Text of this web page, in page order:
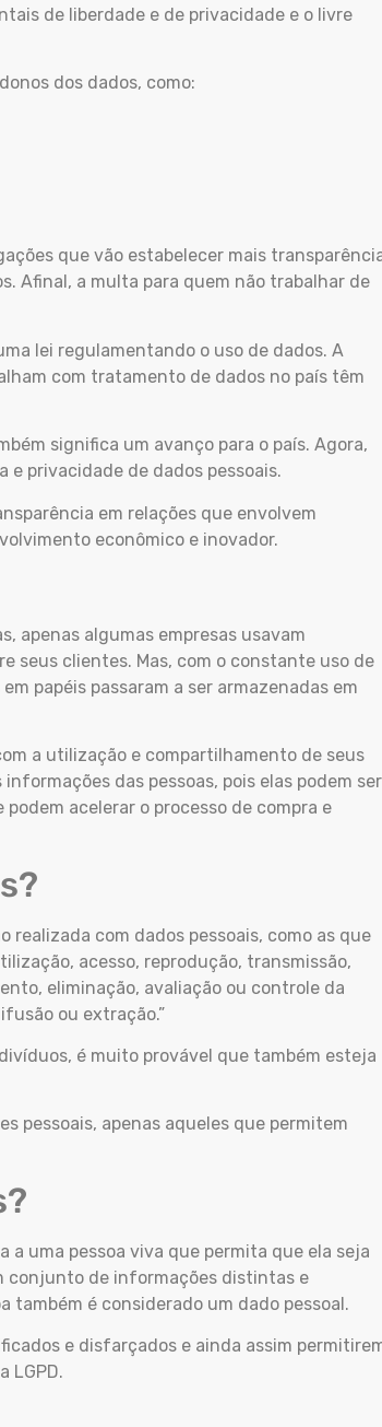
de liberdade e de privacidade e o livre
dos dados, como:
que vão estabelecer mais
Afinal, a multa para quem não trabalhar de
lei regulamentando o uso de dados. A
com tratamento de dados no país têm
significa um avanço para o país. Agora,
e privacidade de dados pessoais.
em relações que envolvem
econômico e inovador.
apenas algumas empresas usavam
seus clientes. Mas, com o constante uso de
papéis passaram a ser armazenadas em
a utilização e compartilhamento de seus
das pessoas, pois elas podem ser
acelerar o processo de compra e
realizada com dados pessoais, como as que
acesso, reprodução, transmissão,
eliminação, avaliação ou controle da
ou extração.”
é muito provável que também esteja
pessoais, apenas aqueles que permitem
a uma pessoa viva que permita que ela seja
conjunto de informações distintas e
também é considerado um dado pessoal.
e disfarçados e ainda assim
LGPD.